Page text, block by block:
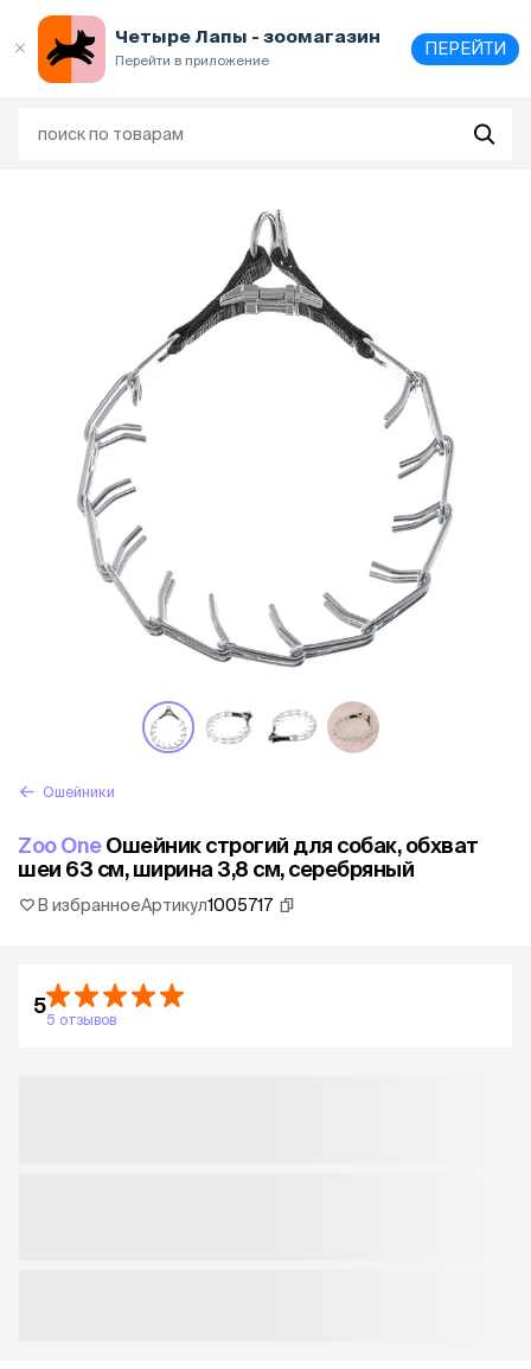
Четыре Лапы - зоомагазин
Перейти в приложение
ПЕРЕЙТИ
Ошейники
Zoo OneОшейник строгий для собак, обхват
шеи 63 см, ширина 3,8 см, серебряный
В избранноеАртикул1005717
5
5 отзывов